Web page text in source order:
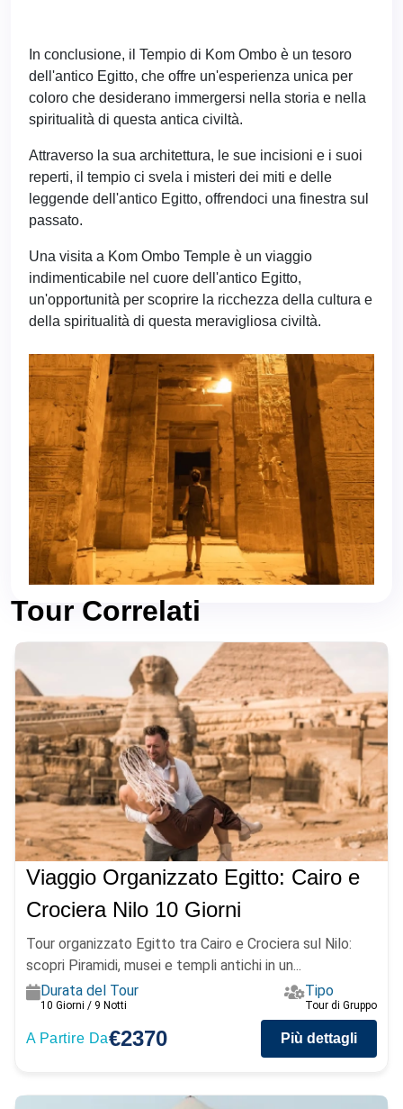
In conclusione, il Tempio di Kom Ombo è un tesoro
dell'antico Egitto, che offre un'esperienza unica per
coloro che desiderano immergersi nella storia e nella
spiritualità di questa antica civiltà.
Attraverso la sua architettura, le sue incisioni e i suoi
reperti, il tempio ci svela i misteri dei miti e delle
leggende dell'antico Egitto, offrendoci una finestra sul
passato.
Una visita a Kom Ombo Temple è un viaggio
indimenticabile nel cuore dell'antico Egitto,
un'opportunità per scoprire la ricchezza della cultura e
della spiritualità di questa meravigliosa civiltà.
Tour Correlati
Viaggio Organizzato Egitto: Cairo e
Crociera Nilo 10 Giorni
Tour organizzato Egitto tra Cairo e Crociera sul Nilo:
scopri Piramidi, musei e templi antichi in un...
Durata del Tour
10 Giorni / 9 Notti
Tipo
Tour di Gruppo
A Partire Da€2370 Più dettagli